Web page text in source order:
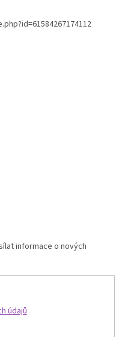
informace o nových
údajů